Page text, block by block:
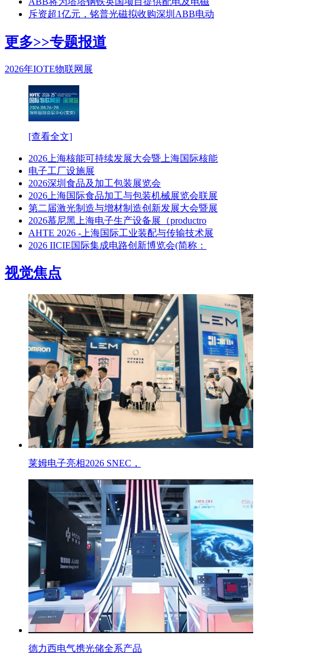
斥资超1亿元，铭普光磁拟收购深圳ABB电动
更多>>专题报道
2026年IOTE物联网展
[查看全文]
2026上海核能可持续发展大会暨上海国际核能
电子工厂设施展
2026深圳食品及加工包装展览会
2026上海国际食品加工与包装机械展览会联展
第二届激光制造与增材制造创新发展大会暨展
2026慕尼黑上海电子生产设备展（productro
AHTE 2026 -上海国际工业装配与传输技术展
2026 IICIE国际集成电路创新博览会(简称：
视觉焦点
莱姆电子亮相2026 SNEC，
德力西电气携光储全系产品